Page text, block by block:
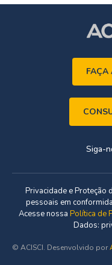
FAÇA
Siga-
Privacidade e Proteção
pessoais em
Acesse nossa Política de
Dados:
© ACISCI. Desenvolvido por